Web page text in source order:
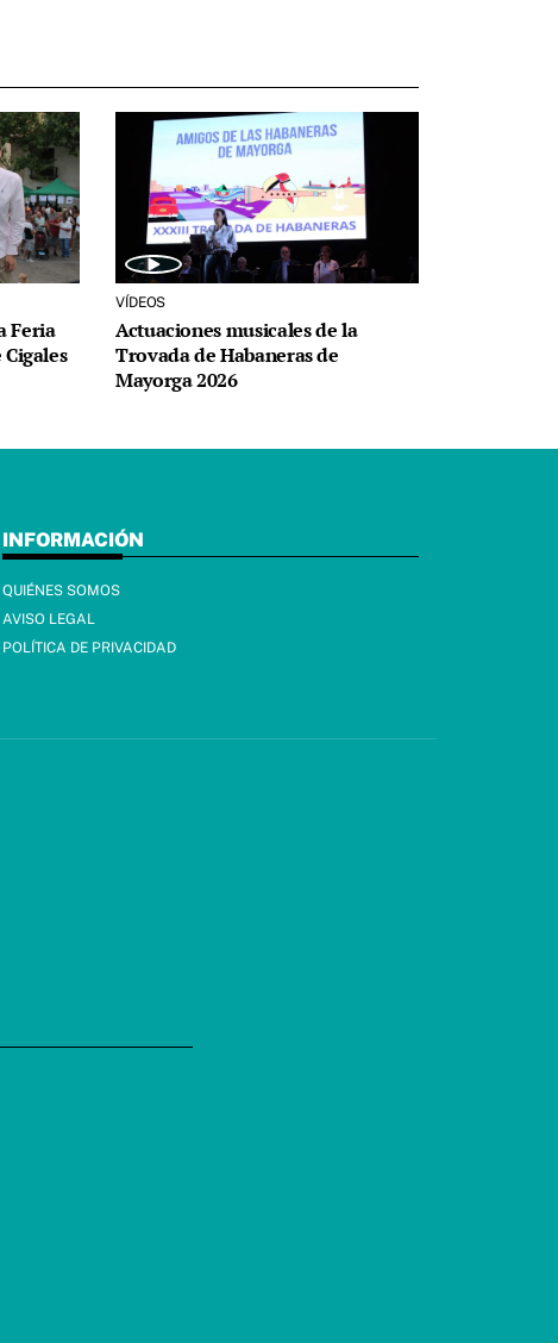
Feria
VÍDEOS
Actuaciones musicales de la
Trovada de Habaneras de
Mayorga 2026
INFORMACIÓN
QUIÉNES SOMOS
AVISO LEGAL
POLÍTICA DE PRIVACIDAD